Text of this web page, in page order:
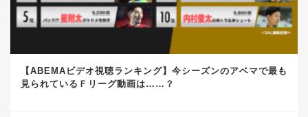
【ABEMAビデオ視聴ランキング】今シーズンのアベマで最も
見られているＦリーグ動画は……？